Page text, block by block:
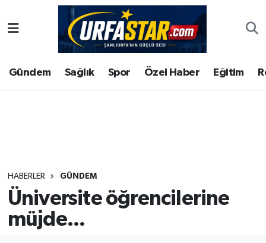
Gündem Sağlık Spor Özel Haber Eğitim
HABERLER GÜNDEM
Üniversite öğrencilerine
müjde...
ASAYİS
ÇEVRE
Gündem
Kültür
Şanlıurfa Nöbetçi Eczaneler
Şanlıurfa Hava Durumu
Tüm Manşetler
Son Dakika Haberleri